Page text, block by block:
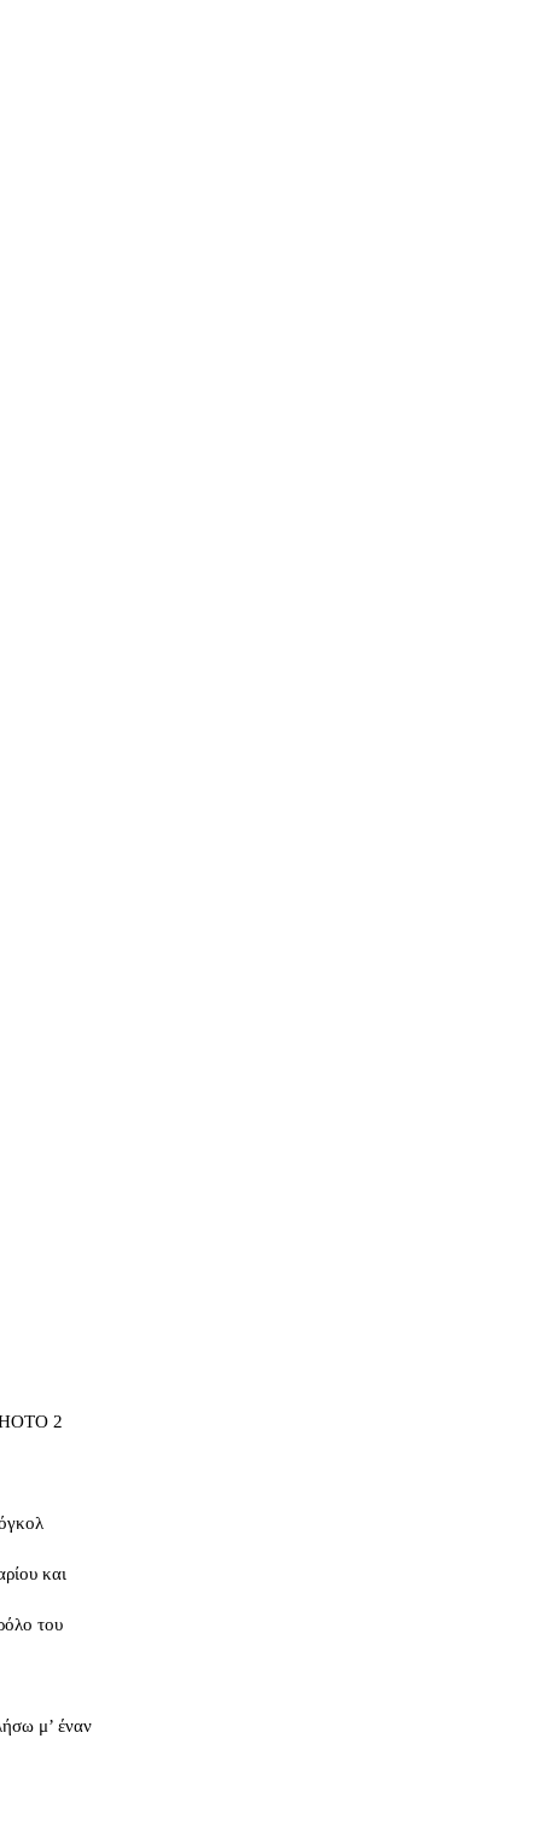
και
του
μ’ έναν